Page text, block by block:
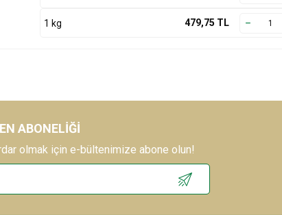
1 kg 479,75 TL
ABONELIĞI
olmak için e-bültenimize abone olun!